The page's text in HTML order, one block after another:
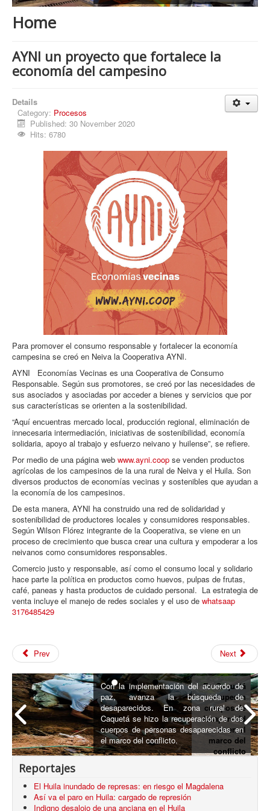
Procesos
Cultura
Región
Multimedia
Home
AYNI un proyecto que fortalece la
economía del campesino
Details
Category: Procesos
Published: 30 November 2020
Hits: 6780
Para promover el consumo responsable y fortalecer la economía
campesina se creó en Neiva la Cooperativa AYNI.
AYNI Economías Vecinas es una Cooperativa de Consumo
Responsable. Según sus promotores, se creó por las necesidades de
sus asociados y asociadas por acceder a bienes y servicios que por
sus características se orienten a la sostenibilidad.
“Aquí encuentras mercado local, producción regional, eliminación de
innecesaria intermediación, iniciativas de sostenibilidad, economía
solidaria, apoyo al trabajo y esfuerzo neivano y huilense”, se refiere.
Por medio de una página web www.ayni.coop se venden productos
agrícolas de los campesinos de la una rural de Neiva y el Huila. Son
diversos productos de economías vecinas y sostenibles que ayudan a
la economía de los campesinos.
De esta manera, AYNI ha construido una red de solidaridad y
sostenibilidad de productores locales y consumidores responsables.
Según Wilson Flórez integrante de la Cooperativa, se viene en un
proceso de crecimiento que busca crear una cultura y empoderar a los
neivanos como consumidores responsables.
Comercio justo y responsable, así como el consumo local y solidario
hace parte la política en productos como huevos, pulpas de frutas,
café, paneas y hasta productos de cuidado personal. La estrategia de
venta incluye el manejo de redes sociales y el uso de whatsaap
3176485429
Prev Next
En Caquetá
recuperan
cuerpos de
desaparecid
os en el
marco del
conflicto
Con la implementación del acuerdo de
paz, avanza la búsqueda de
desaparecidos. En zona rural de
Caquetá se hizo la recuperación de dos
cuerpos de personas desaparecidas en
el marco del conflicto.
Reportajes
El Huila inundado de represas: en riesgo el Magdalena
Así va el paro en Huila: cargado de represión
Indigno desalojo de una anciana en el Huila